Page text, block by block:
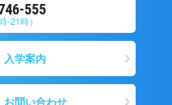
555
-21時）
入学案内
お問い合わせ